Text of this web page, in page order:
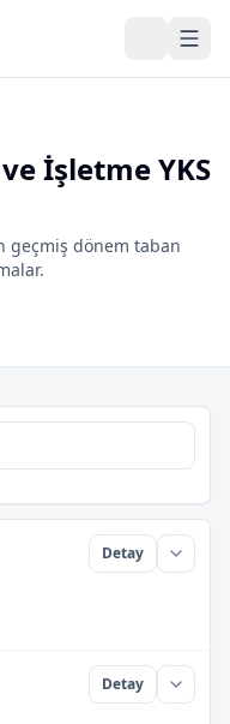
İşletme YKS
geçmiş dönem taban
Detay
Detay